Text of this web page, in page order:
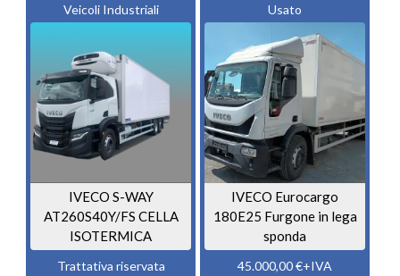
Veicoli Industriali
IVECO S-WAY
AT260S40Y/FS CELLA
ISOTERMICA
Trattativa riservata
Usato
IVECO Eurocargo
180E25 Furgone in lega
sponda
45.000,00€+IVA